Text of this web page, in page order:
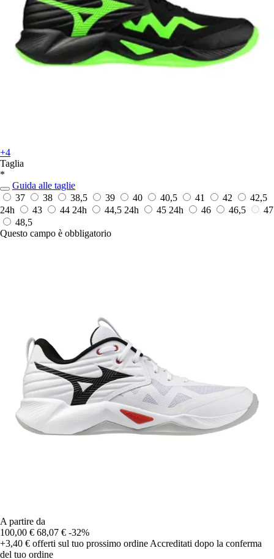
+4
Taglia
*
Guida alle taglie
37
38 38,5 39 40 40,5 41 42
42,5
24h
43 44 24h 44,5 24h 45 24h 46 46,5
47
48,5
Questo campo è obbligatorio
A partire da
100,00 € 68,07 € -32%
+3,40 € offerti sul tuo prossimo ordine Accreditati dopo la conferma
del tuo ordine